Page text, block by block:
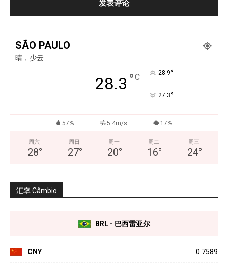
SÃO PAULO
晴，少云
28.3 °C 28.9°
27.3°
57% 5.4m/s 17%
周六
28°
周日
27°
周一
20°
周二
16°
周三
24°
汇率 Câmbio
BRL - 巴西雷亚尔
CNY 0.7589